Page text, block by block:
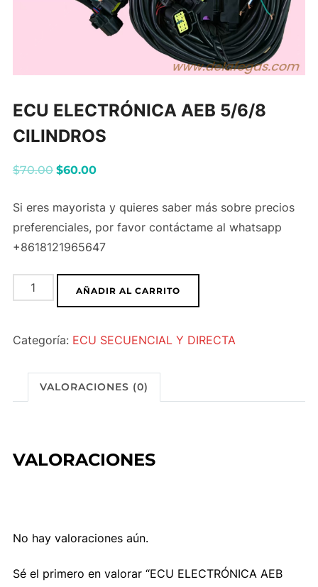
ECU ELECTRÓNICA AEB 5/6/8
CILINDROS
$70.00 El
original
era:
$70.00.
$60.00El
actual
es:
$60.00.
Si eres mayorista y quieres saber más sobre precios
preferenciales, por favor contáctame al whatsapp
+8618121965647
ECU
ELECTRÓNICA
5/6/8
cantidad
AÑADIR AL CARRITO
Categoría: ECU SECUENCIAL Y DIRECTA
VALORACIONES (0)
VALORACIONES
No hay valoraciones aún.
Sé el primero en valorar “ECU ELECTRÓNICA AEB